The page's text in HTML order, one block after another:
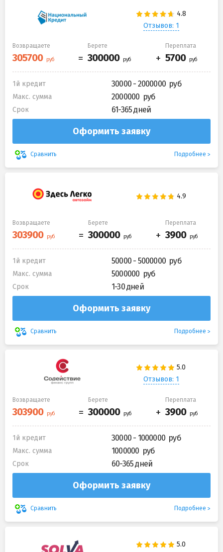
Отзывов: 1
Возвращаете Берете Переплата
1й кредит 30000 - 2000000
Макс. сумма 2000000
Срок 61-365 дней
Оформить заявку
Сравнить Подробнее
Возвращаете Берете Переплата
1й кредит 50000 - 5000000
Макс. сумма 5000000
Срок 1-30 дней
Оформить заявку
Сравнить Подробнее
Отзывов: 1
Возвращаете Берете Переплата
1й кредит 30000 - 1000000
Макс. сумма 1000000
Срок 60-365 дней
Оформить заявку
Сравнить Подробнее